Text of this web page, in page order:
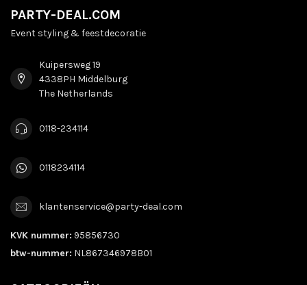
PARTY-DEAL.COM
Event styling & feestdecoratie
Kuipersweg 19
4338PH Middelburg
The Netherlands
0118-234114
0118234114
klantenservice@party-deal.com
KVK nummer: 95856730
btw-nummer: NL867346978B01